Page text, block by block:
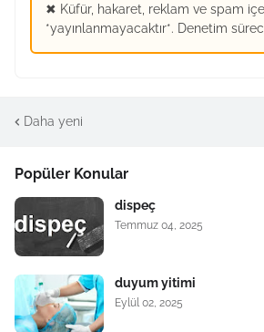
✖ Küfür, hakaret, reklam ve spam
*yayınlanmayacaktır*. Denetim
Daha yeni
Popüler Konular
dispeç
Temmuz 04, 2025
duyum yitimi
Eylül 02, 2025